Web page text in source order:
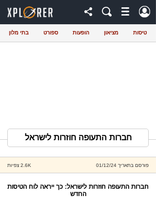
טיסות מציאון הופעות ספורט בתי מלון
חברות התעופה חוזרות לישראל
פורסם בתאריך 01/12/24 2.6K צפיות
חברות התעופה חוזרות לישראל: כך ייראה לוח הטיסות
החדש